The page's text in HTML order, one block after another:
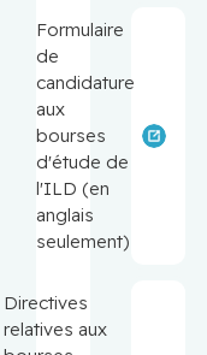
Formulaire
de
candidature
aux
bourses
d'étude de
l'ILD (en
anglais
seulement)
Directives
relatives aux